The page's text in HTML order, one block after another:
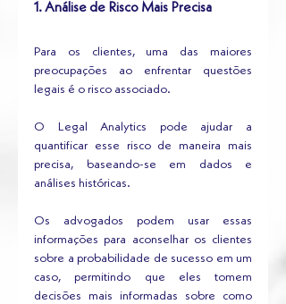
1. Análise de Risco Mais Precisa
Para os clientes, uma das maiores
preocupações ao enfrentar questões
legais é o risco associado.
O Legal Analytics pode ajudar a
quantificar esse risco de maneira mais
precisa, baseando-se em dados e
análises históricas.
Os advogados podem usar essas
informações para aconselhar os clientes
sobre a probabilidade de sucesso em um
caso, permitindo que eles tomem
decisões mais informadas sobre como